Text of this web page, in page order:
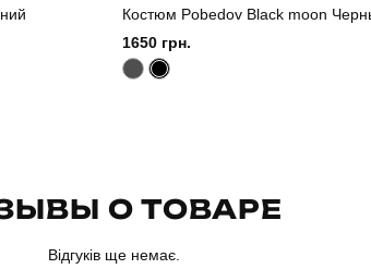
Костюм Pobedov Black moon
1650 грн.
О ТОВАРЕ
Відгуків ще немає.